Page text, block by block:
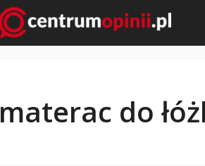
materac do